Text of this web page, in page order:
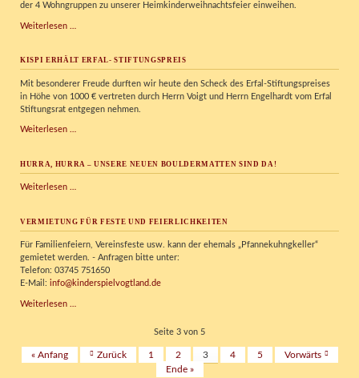
der 4 Wohngruppen zu unserer Heimkinderweihnachtsfeier einweihen.
Weiterlesen …
KISPI ERHÄLT ERFAL- STIFTUNGSPREIS
Mit besonderer Freude durften wir heute den Scheck des Erfal-Stiftungspreises
in Höhe von 1000 € vertreten durch Herrn Voigt und Herrn Engelhardt vom Erfal
Stiftungsrat entgegen nehmen.
Weiterlesen …
Stiftungspreis
HURRA, HURRA – UNSERE NEUEN BOULDERMATTEN SIND DA!
Weiterlesen …
unsere
Bouldermatten
sind
da!
VERMIETUNG FÜR FESTE UND FEIERLICHKEITEN
Für Familienfeiern, Vereinsfeste usw. kann der ehemals „Pfannekuhngkeller“
gemietet werden. - Anfragen bitte unter:
Telefon: 03745 751650
E-Mail: info@kinderspielvogtland.de
Weiterlesen …
Feierlichkeiten
Seite 3 von 5
« Anfang Zurück 1 2 3 4 5
Vorwärts
Ende »